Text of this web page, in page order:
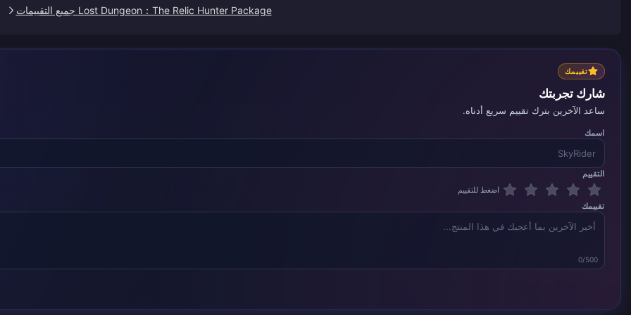
Lost Dungeon：The Relic Hunter Package جميع التقييمات
تقييمك
شارك تجربتك
ساعد الآخرين بترك تقييم سريع أدناه.
اسمك
التقييم
اضغط للتقييم
تقييمك
0/500